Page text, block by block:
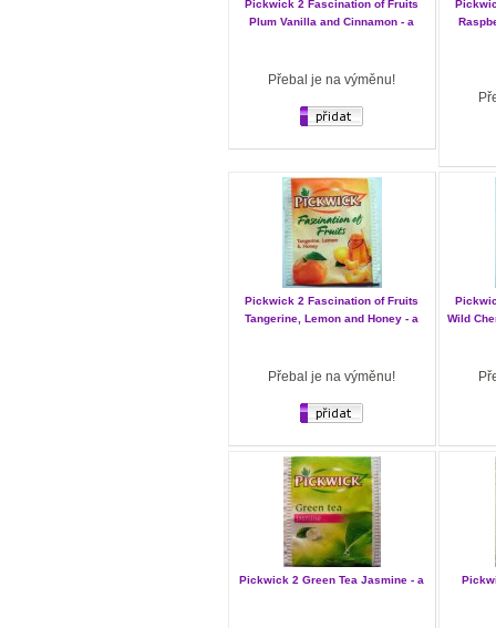
Pickwick 2 Fascination of Fruits
Plum Vanilla and Cinnamon - a
Přebal je na výměnu!
Pickwick 2 Fascination of Fruits
Tangerine, Lemon and Honey - a
Přebal je na výměnu!
Wild
Pickwick 2 Green Tea Jasmine - a